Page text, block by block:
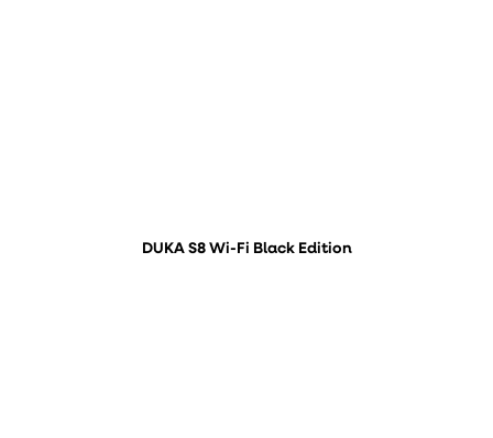
DUKA S8 Wi-Fi Black Edition